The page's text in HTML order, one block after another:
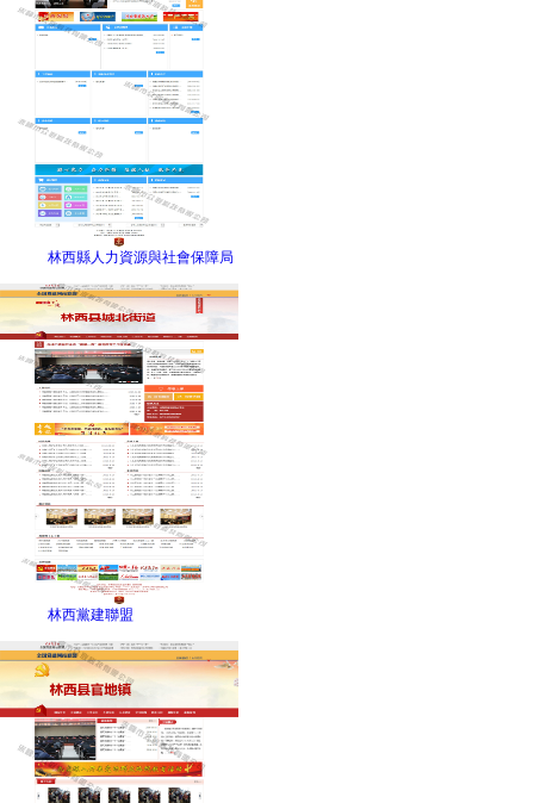
林西縣人力資源與社會保障局
林西黨建聯盟